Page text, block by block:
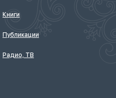
Книги
Публикации
Радио, ТВ